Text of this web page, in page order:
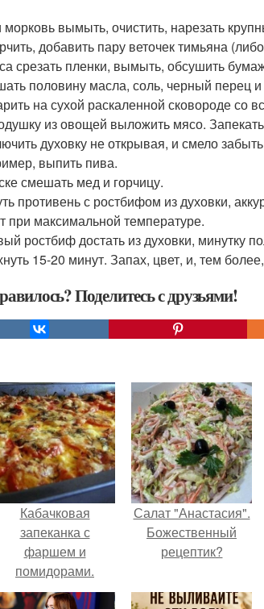
морковь вымыть, очистить, нарезать
добавить пару веточек тимьяна
срезать пленки, вымыть, обсушить
половину масла, соль, черный перец
на сухой раскаленной сковороде со
из овощей выложить мясо.
духовку не открывая, и смело
выпить пива.
смешать мед и горчицу.
противень с ростбифом из духовки,
при максимальной температуре.
ростбиф достать из духовки, минутку
15-20 минут. Запах, цвет, и, тем
Поделитесь с друзьями!
Кабачковая
запеканка с
фаршем и
помидорами.
Салат "Анастасия".
Божественный
рецептик?